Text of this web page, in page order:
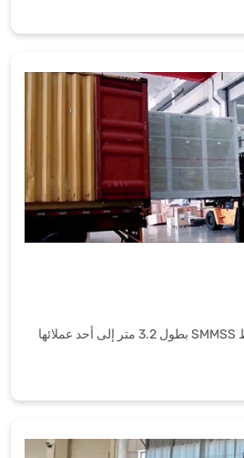
تقوم شركة CL بتحميل خط SMMSS بطول 3.2 متر إلى أحد عملائها